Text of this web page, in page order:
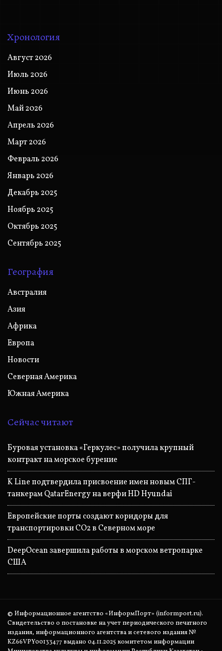
Хронология
Август 2026
Июль 2026
Июнь 2026
Май 2026
Апрель 2026
Март 2026
Февраль 2026
Январь 2026
Декабрь 2025
Ноябрь 2025
Октябрь 2025
Сентябрь 2025
География
Австралия
Азия
Африка
Европа
Новости
Северная Америка
Южная Америка
Сейчас читают
Буровая установка «Геркулес» получила крупный
контракт на морское бурение
K Line подтвердила присвоение имен новым СПГ-
танкерам QatarEnergy на верфи HD Hyundai
Европейские порты создают коридоры для
транспортировки CO2 в Северном море
DeepOcean завершила работы в морском ветропарке
США
© Информационное агентство «ИнформПорт» (informport.ru).
Свидетельство о постановке на учет периодического печатного
издания, информационного агентства и сетевого издания №
KZ66VPY00133477 выдано 04.11.2025 комитетом информации